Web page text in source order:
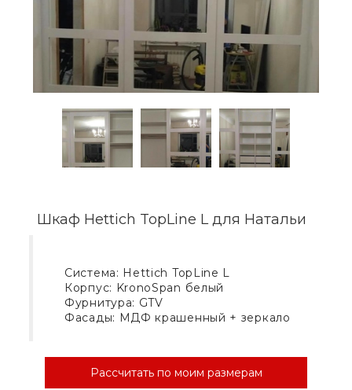
Шкаф Hettich TopLine L для Натальи
Система: Hettich TopLine L
Корпус: KronoSpan белый
Фурнитура: GTV
Фасады: МДФ крашенный + зеркало
Рассчитать по моим размерам